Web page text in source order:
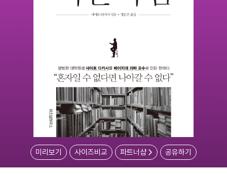
미리보기 사이즈비교 파트너샵 공유하기